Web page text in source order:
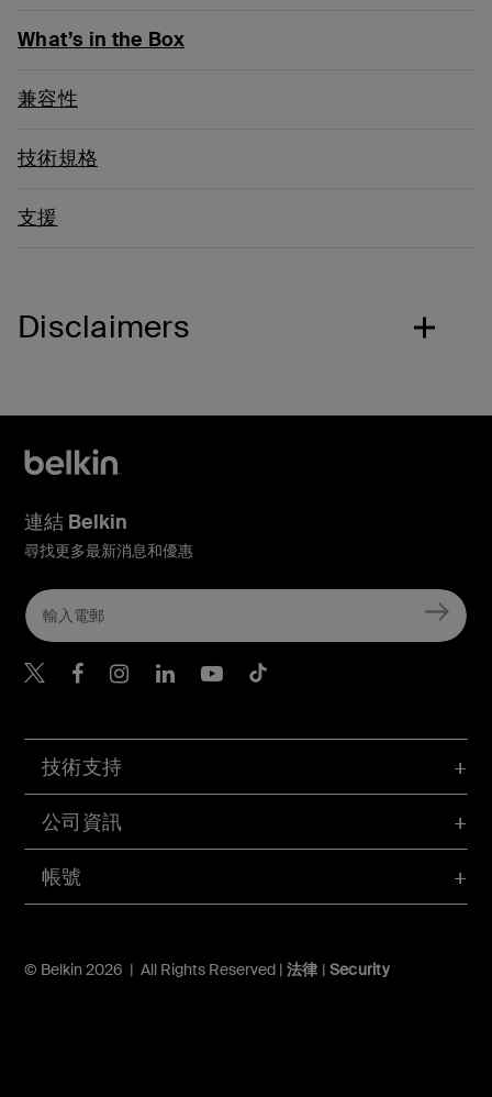
What’s in the Box
兼容性
技術規格
支援
Disclaimers
帳號
技術支持
公司資訊
© Belkin 2026 | All Rights Reserved | 法律 | Security
連結 Belkin
尋找更多最新消息和優惠
Belkin Twitter
Belkin Hong Kong
Belkin Instagram
Belkin Hong Kong
Belkin Youtube
Belkin TikTok